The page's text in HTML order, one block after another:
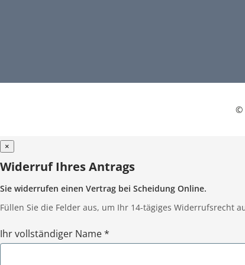
©
×
Widerruf Ihres Antrags
Sie widerrufen einen Vertrag bei Scheidung Online.
Füllen Sie die Felder aus, um Ihr 14-tägiges Widerrufsrecht
Ihr vollständiger Name *